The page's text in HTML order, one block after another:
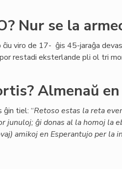
Nur se la
ĉiu viro de 17- ĝis 45-jaraĝa
restadi eksterlande pli ol tri
Almenaŭ
ĝin tiel: “Retoso estas la reta
junuloj; ĝi donas al la homoj la
amikoj en Esperantujo per la